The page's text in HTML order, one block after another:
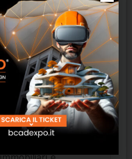
aziende, ed
di affiancarvi
CAD/BIM/FM,
informatici
insieme alla
necessaria.
per la gestione